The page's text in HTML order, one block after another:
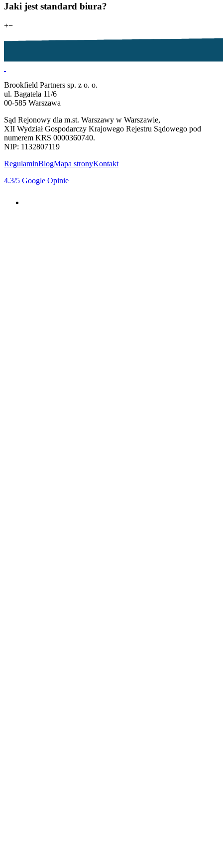
Jaki jest standard biura?
+−
Brookfield Partners sp. z o. o.
ul. Bagatela 11/6
00-585 Warszawa
Sąd Rejonowy dla m.st. Warszawy w Warszawie,
XII Wydział Gospodarczy Krajowego Rejestru Sądowego pod
numerem KRS 0000360740.
NIP: 1132807119
RegulaminBlogMapa stronyKontakt
4.3/5 Google Opinie